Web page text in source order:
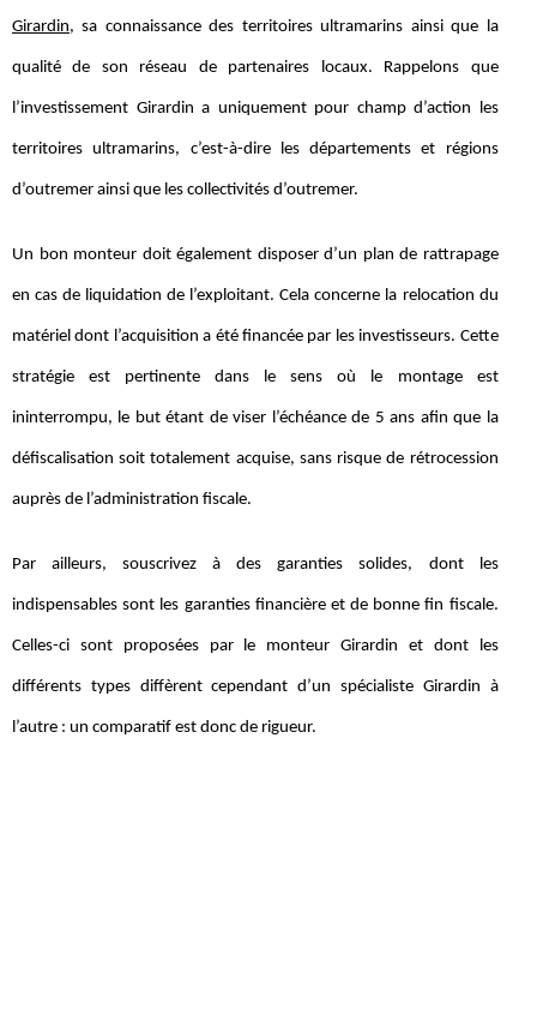
Girardin, sa connaissance des territoires ultramarins ainsi que la
qualité de son réseau de partenaires locaux. Rappelons que
l’investissement Girardin a uniquement pour champ d’action les
territoires ultramarins, c’est-à-dire les départements et régions
d’outremer ainsi que les collectivités d’outremer.
Un bon monteur doit également disposer d’un plan de rattrapage
en cas de liquidation de l’exploitant. Cela concerne la relocation du
matériel dont l’acquisition a été financée par les investisseurs. Cette
stratégie est pertinente dans le sens où le montage est
ininterrompu, le but étant de viser l’échéance de 5 ans afin que la
défiscalisation soit totalement acquise, sans risque de rétrocession
auprès de l’administration fiscale.
Par ailleurs, souscrivez à des garanties solides, dont les
indispensables sont les garanties financière et de bonne fin fiscale.
Celles-ci sont proposées par le monteur Girardin et dont les
différents types diffèrent cependant d’un spécialiste Girardin à
l’autre : un comparatif est donc de rigueur.